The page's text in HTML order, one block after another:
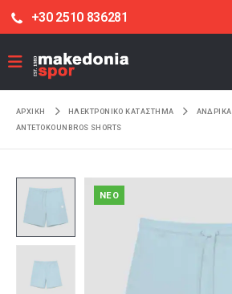
+30 2510 836281
ΑΡΧΙΚΉ ΗΛΕΚΤΡΟΝΙΚΌ ΚΑΤΆΣΤΗΜΑ ΑΝΔΡΙΚΑ
ANTETOKOUNBROS SHORTS
NEO